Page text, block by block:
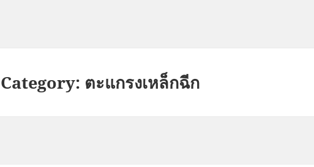
Category: ตะแกรงเหล็กฉีก